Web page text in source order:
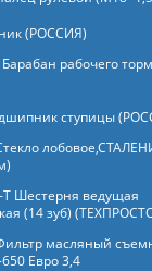
(РОССИЯ)
рабочего
ступицы
Т Шестерня ведущая
(14 зуб)
масляный
Евро 3,4